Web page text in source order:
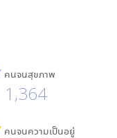
คนจนสุขภาพ
1,364
คนจนความเป็นอยู่